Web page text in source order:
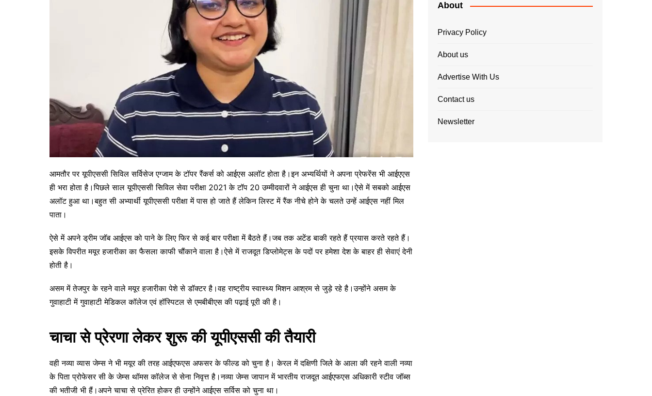
आमतौर पर यूपीएससी सिविल सर्विसेज एग्जाम के टॉपर रैंकर्स को आईएस अलॉट होता है।इन अभ्यर्थियों ने अपना प्रेफरेंस भी आईएएस
ही भरा होता है।पिछले साल यूपीएससी सिविल सेवा परीक्षा 2021 के टॉप 20 उम्मीदवारों ने आईएस ही चुना था।ऐसे में सबको आईएस
अलॉट हुआ था।बहुत सी अभ्यार्थी यूपीएससी परीक्षा में पास हो जाते हैं लेकिन लिस्ट में रैंक नीचे होने के चलते उन्हें आईएस नहीं मिल
पाता।
ऐसे में अपने ड्रीम जॉब आईएस को पाने के लिए फिर से कई बार परीक्षा में बैठते हैं।जब तक अटेंड बाकी रहते हैं प्रयास करते रहते हैं।
इसके विपरीत मयूर हजारीका का फैसला काफी चौंकाने वाला है।ऐसे में राजदूत डिप्लोमेट्स के पदों पर हमेशा देश के बाहर ही सेवाएं देनी
होती है।
असम में तेजपुर के रहने वाले मयूर हजारीका पेशे से डॉक्टर है।वह राष्ट्रीय स्वास्थ्य मिशन आश्रम से जुड़े रहे है।उन्होंने असम के
गुवाहाटी में गुवाहाटी मेडिकल कॉलेज एवं हॉस्पिटल से एमबीबीएस की पढ़ाई पूरी की है।
चाचा से प्रेरणा लेकर शुरू की यूपीएससी की तैयारी
वही नव्या व्यास जेम्स ने भी मयूर की तरह आईएफएस अफसर के फील्ड को चुना है। केरल में दक्षिणी जिले के आला की रहने वाली नव्या
के पिता प्रोफेसर सी के जेम्स थॉमस कॉलेज से सेना निवृत्त है।नव्या जेम्स जापान में भारतीय राजदूत आईएफएस अधिकारी स्टीव जॉब्स
की भतीजी भी हैं।अपने चाचा से प्रेरित होकर ही उन्होंने आईएस सर्विस को चुना था।
About
Privacy Policy
About us
Advertise With Us
Contact us
Newsletter